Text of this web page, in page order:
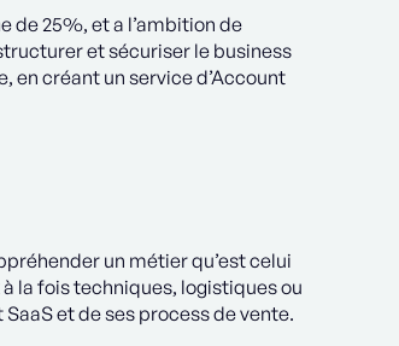
de 25%, et a l’ambition de
et sécuriser le business
en créant un service d’Account
un métier qu’est celui
la fois techniques, logistiques ou
et de ses process de vente.